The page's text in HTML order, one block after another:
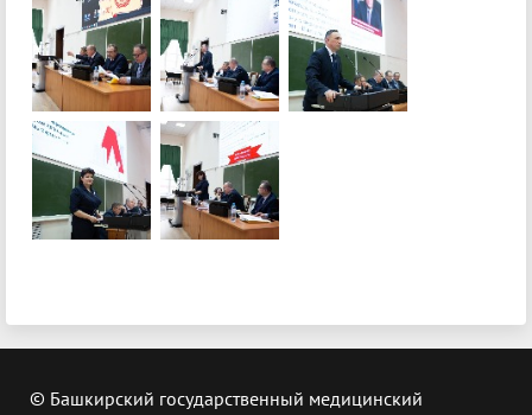
© Башкирский государственный медицинский